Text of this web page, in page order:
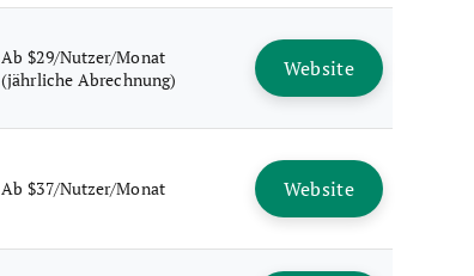
Ab $29/Nutzer/Monat
(jährliche Abrechnung)
Website
Ab $37/Nutzer/Monat Website